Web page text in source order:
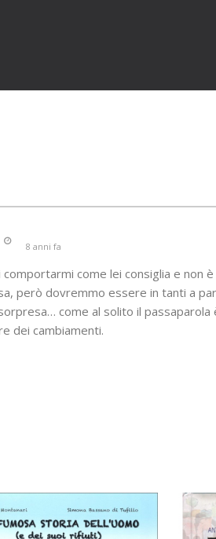
8 anni fa
come lei consiglia e non
però dovremmo essere in tanti a
come al solito il passaparola
dei cambiamenti.